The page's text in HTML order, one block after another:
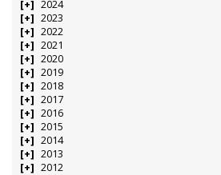
2024
2023
2022
2021
2020
2019
2018
2017
2016
2015
2014
2013
2012